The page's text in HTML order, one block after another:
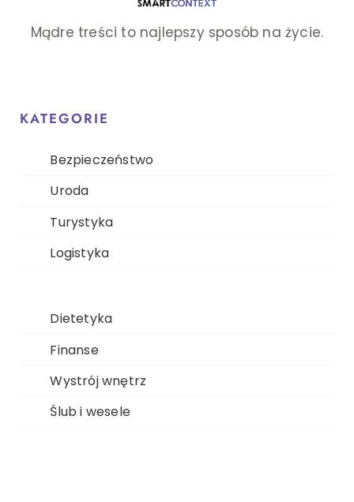
Mądre treści to najlepszy sposób na życie.
KATEGORIE
Bezpieczeństwo
Uroda
Turystyka
Logistyka
Dietetyka
Finanse
Wystrój wnętrz
Ślub i wesele